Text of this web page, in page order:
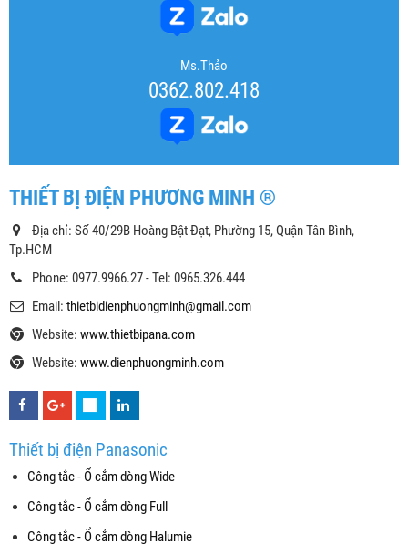
Ms.Thảo
0362.802.418
THIẾT BỊ ĐIỆN PHƯƠNG MINH ®
Địa chỉ: Số 40/29B Hoàng Bật Đạt, Phường 15, Quận Tân Bình,
Tp.HCM
Phone: 0977.9966.27 - Tel: 0965.326.444
Email: thietbidienphuongminh@gmail.com
Website: www.thietbipana.com
Website: www.dienphuongminh.com
Thiết bị điện Panasonic
Công tắc - Ổ cắm dòng Wide
Công tắc - Ổ cắm dòng Full
Công tắc - Ổ cắm dòng Halumie